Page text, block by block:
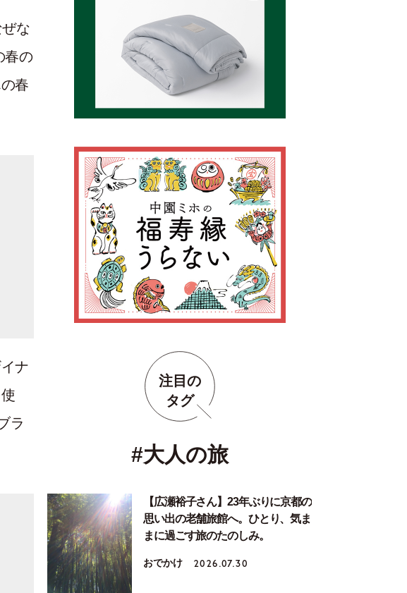
な
春の
春
ナ
ラ
注目の
タグ
#大人の旅
【広瀬裕子さん】23年ぶりに京都の
思い出の老舗旅館へ。ひとり、気ま
まに過ごす旅のたのしみ。
おでかけ 2026.07.30